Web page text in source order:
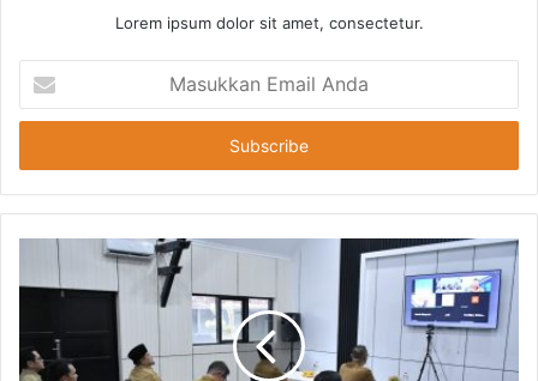
Lorem ipsum dolor sit amet, consectetur.
Email
Anda